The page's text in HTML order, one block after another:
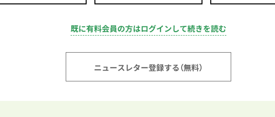
既に有料会員の方はログインして続きを読む
ニュースレター登録する（無料）